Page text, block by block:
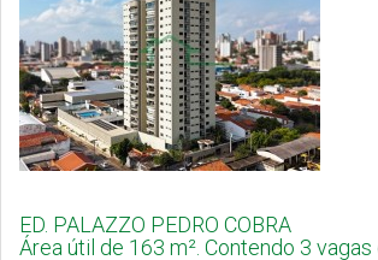
ED. PALAZZO PEDRO COBRA
Área útil de 163 m². Contendo 3